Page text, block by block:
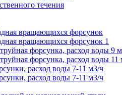
течения
вращающихся форсунок
вращающихся форсунок 1
форсунка, расход воды 9
форсунка, расход воды 11
расход воды 7-11 м3/ч
расход воды 7-11 м3/ч